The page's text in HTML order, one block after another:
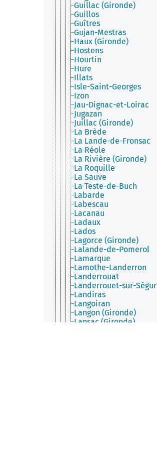
Guillac (Gironde)
Guillos
Guîtres
Gujan-Mestras
Haux (Gironde)
Hostens
Hourtin
Hure
Illats
Isle-Saint-Georges
Izon
Jau-Dignac-et-Loirac
Jugazan
Juillac (Gironde)
La Brède
La Lande-de-Fronsac
La Réole
La Rivière (Gironde)
La Roquille
La Sauve
La Teste-de-Buch
Labarde
Labescau
Lacanau
Ladaux
Lados
Lagorce (Gironde)
Lalande-de-Pomerol
Lamarque
Lamothe-Landerron
Landerrouat
Landerrouet-sur-Ségur
Landiras
Langoiran
Langon (Gironde)
Lansac (Gironde)